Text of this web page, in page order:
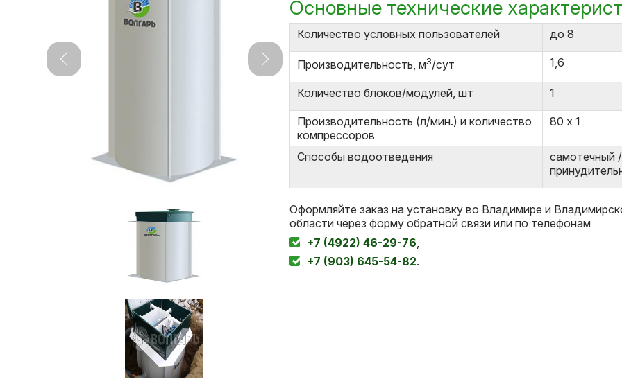
Основные технические
Количество условных пользователей до 8
Производительность, м3/сут 1,6
Количество блоков/модулей, шт 1
Производительность (л/мин.) и количество
компрессоров
80 х 1
Способы водоотведения
самотечный /
Оформляйте заказ на установку во Владимире и
области через форму обратной связи или по телефонам
+7 (4922) 46-29-76,
+7 (903) 645-54-82.